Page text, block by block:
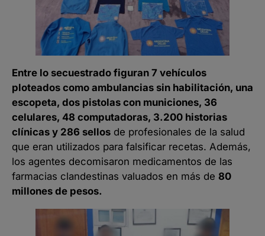
Entre lo secuestrado figuran 7 vehículos
ploteados como ambulancias sin habilitación, una
escopeta, dos pistolas con municiones, 36
celulares, 48 computadoras, 3.200 historias
clínicas y 286 sellos de profesionales de la salud
que eran utilizados para falsificar recetas. Además,
los agentes decomisaron medicamentos de las
farmacias clandestinas valuados en más de 80
millones de pesos.